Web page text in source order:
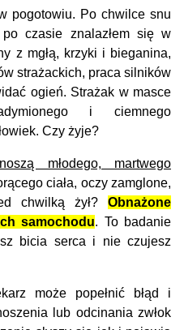
pogotowiu. Po chwilce snu
czasie znalazłem się w
z mgłą, krzyki i bieganina,
strażackich, praca silników
ogień. Strażak w masce
i ciemnego
Czy żyje?
młodego, martwego
ciała, oczy zamglone,
chwilką żył? Obnażone
samochodu. To badanie
bicia serca i nie czujesz
może popełnić błąd i
lub odcinania zwłok